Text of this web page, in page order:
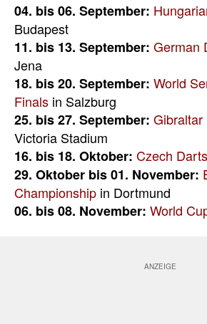
04. bis 06. September:
Budapest
11. bis 13. September: German
Jena
18. bis 20. September: World
Finals in Salzburg
25. bis 27. September: Gibraltar
Victoria Stadium
16. bis 18. Oktober: Czech
29. Oktober bis 01. November:
Championship in Dortmund
06. bis 08. November: World